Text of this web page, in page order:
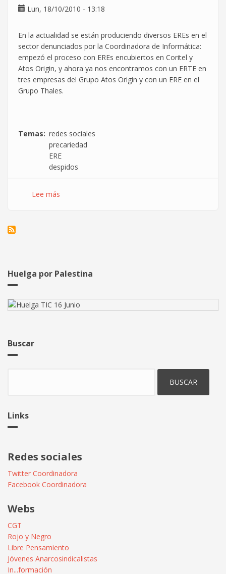
Lun, 18/10/2010 - 13:18
En la actualidad se están produciendo diversos EREs en el
sector denunciados por la Coordinadora de Informática:
empezó el proceso con EREs encubiertos en Coritel y
Atos Origin, y ahora ya nos encontramos con un ERTE en
tres empresas del Grupo Atos Origin y con un ERE en el
Grupo Thales.
Temas
redes sociales
precariedad
ERE
despidos
Lee más
por
imagen
Huelga por Palestina
Buscar
Links
Redes sociales
Twitter Coordinadora
Facebook Coordinadora
Webs
CGT
Rojo y Negro
Libre Pensamiento
Jóvenes Anarcosindicalistas
In...formación